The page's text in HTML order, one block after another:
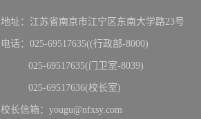
地址：江苏省南京市江宁区东南大学路23号
电话：025-69517635((行政部-8000)
025-69517635(门卫室-8039)
025-69517636(校长室)
校长信箱：yougu@nfxsy.com